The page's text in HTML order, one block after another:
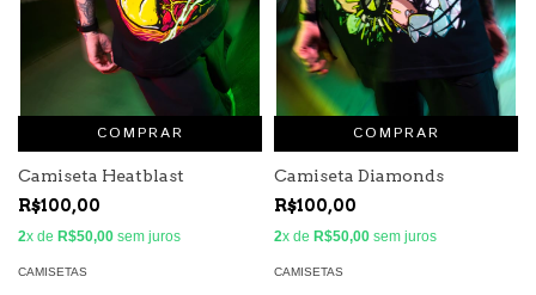
COMPRAR
Camiseta Heatblast
R$100,00
2x de R$50,00 sem juros
CAMISETAS
COMPRAR
Camiseta Diamonds
R$100,00
2x de R$50,00 sem juros
CAMISETAS